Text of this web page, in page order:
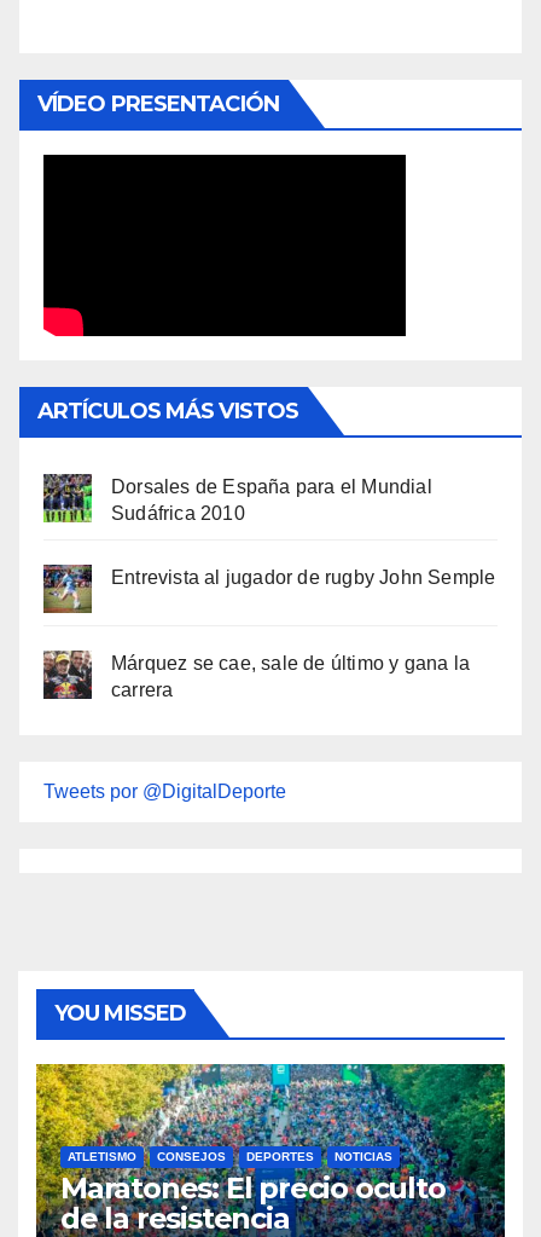
VÍDEO PRESENTACIÓN
ARTÍCULOS MÁS VISTOS
Dorsales de España para el Mundial
Sudáfrica 2010
Entrevista al jugador de rugby John Semple
Márquez se cae, sale de último y gana la
carrera
Tweets por @DigitalDeporte
YOU MISSED
ATLETISMO CONSEJOS DEPORTES NOTICIAS
Maratones: El precio oculto
de la resistencia